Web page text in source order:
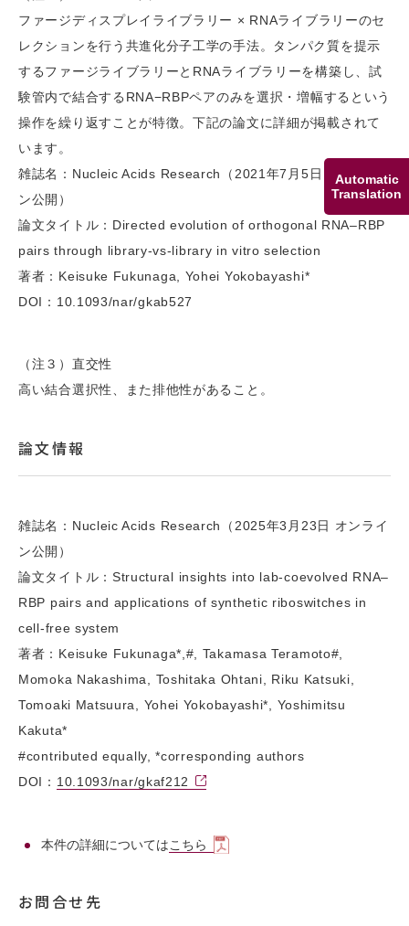
Automatic
Translation
ファージディスプレイライブラリー × RNAライブラリーのセ
レクションを行う共進化分子工学の手法。タンパク質を提示
するファージライブラリーとRNAライブラリーを構築し、試
験管内で結合するRNA−RBPペアのみを選択・増幅するという
操作を繰り返すことが特徴。下記の論文に詳細が掲載されて
います。
雑誌名：Nucleic Acids Research（2021年7月5日 オンライ
ン公開）
論文タイトル：Directed evolution of orthogonal RNA–RBP
pairs through library-vs-library in vitro selection
著者：Keisuke Fukunaga, Yohei Yokobayashi*
DOI：10.1093/nar/gkab527
（注３）直交性
高い結合選択性、また排他性があること。
論文情報
雑誌名：Nucleic Acids Research（2025年3月23日 オンライ
ン公開）
論文タイトル：Structural insights into lab-coevolved RNA–
RBP pairs and applications of synthetic riboswitches in
cell-free system
著者：Keisuke Fukunaga*,#, Takamasa Teramoto#,
Momoka Nakashima, Toshitaka Ohtani, Riku Katsuki,
Tomoaki Matsuura, Yohei Yokobayashi*, Yoshimitsu
Kakuta*
#contributed equally, *corresponding authors
DOI： 10.1093/nar/gkaf212
本件の詳細についてはこちら
お問合せ先